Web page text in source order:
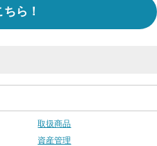
ら！
取扱商品
資産管理